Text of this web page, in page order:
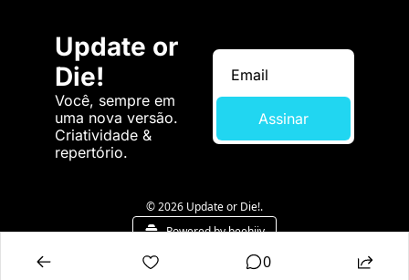
Update or
Die!
Você, sempre em
uma nova versão.
Criatividade &
repertório.
Assinar
© 2026 Update or Die!.
Powered by beehiiv
0